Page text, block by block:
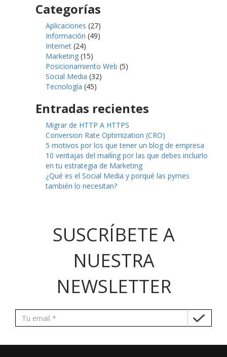
Categorías
Aplicaciones (27)
Información (49)
Internet (24)
Marketing (15)
Posicionamiento Web (5)
Social Media (32)
Tecnología (45)
Entradas recientes
Migrar de HTTP A HTTPS
Conversion Rate Optimization (CRO)
5 motivos por los que tener un blog de empresa
10 ventajas del mailing por las que debes incluirlo
en tu estrategia de Marketing
¿Qué es el Social Media y porqué las pymes
también lo necesitan?
SUSCRÍBETE A
NUESTRA
NEWSLETTER